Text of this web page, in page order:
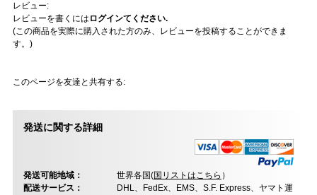
レビュー:
レビューを書くには ログインてください.
(この商品を実際に購入された方のみ、レビューを投稿することができま
す。)
このページを友達と共有する:
発送に関する詳細
発送可能地域： 世界各国(国リストはこちら ）
配送サービス：
DHL、FedEx、EMS、S.F. Express、ヤマト運